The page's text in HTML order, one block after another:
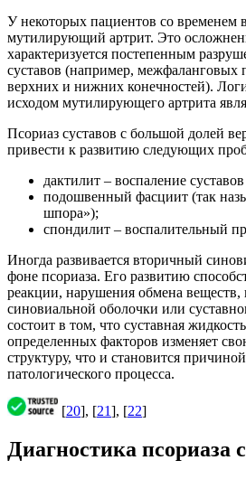
У некоторых пациентов со временем
мутилирующий артрит. Это
характеризуется постепенным
суставов (например, межфаланговых
верхних и нижних конечностей).
исходом мутилирующего артрита
Псориаз суставов с большой долей
привести к развитию следующих
дактилит – воспаление
подошвенный фасциит (так
шпора»);
спондилит – воспалительный
Иногда развивается вторичный
фоне псориаза. Его развитию
реакции, нарушения обмена веществ,
синовиальной оболочки или
состоит в том, что суставная
определенных факторов изменяет
структуру, что и становится
патологического процесса.
[20], [21], [22]
Диагностика псориаза